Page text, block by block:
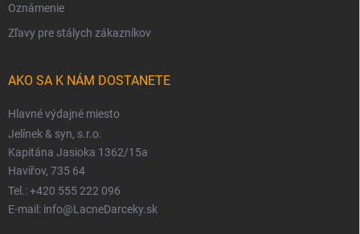
Oznámenie
Zľavy pre stálych zákazníkov
AKO SA K NÁM DOSTANETE
Hlavné výdajné miesto
Jelínek & syn, s.r.o.
Kapitána Jasioka 1362/15a
Havířov, 735 64
Tel.: +420 555 222 096
E-mail: info@LacneDarceky.sk